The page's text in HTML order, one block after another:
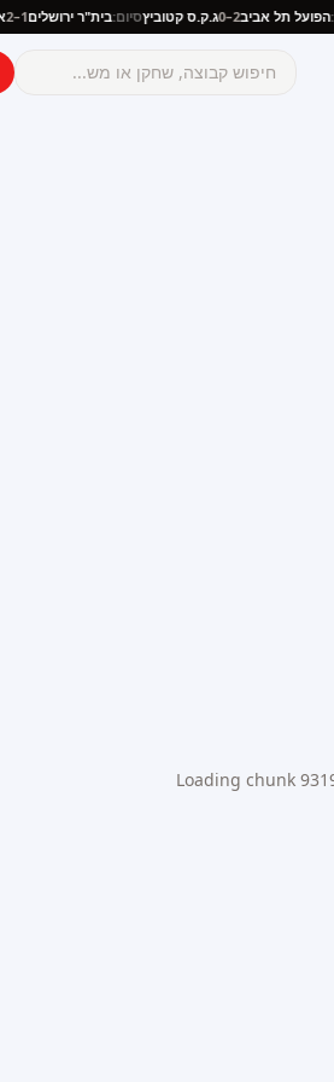
הפועל תל אביב2–0 ג.ק.ס קטוביץסיום:בית"ר ירושלים1–2
Loading chunk